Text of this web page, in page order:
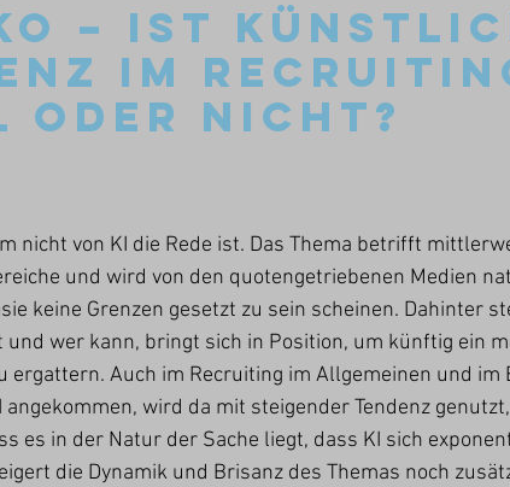
– IST
IM
ODER NICHT?
nicht von KI die Rede ist. Das Thema betrifft
und wird von den quotengetriebenen Medien
keine Grenzen gesetzt zu sein scheinen. Dahinter
wer kann, bringt sich in Position, um künftig ein
ergattern. Auch im Recruiting im Allgemeinen und im
wird da mit steigender Tendenz
es in der Natur der Sache liegt, dass KI sich
die Dynamik und Brisanz des Themas noch